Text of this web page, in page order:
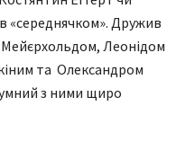
«середнячком». Дружив
Леонідом
та Олександром
з ними щиро